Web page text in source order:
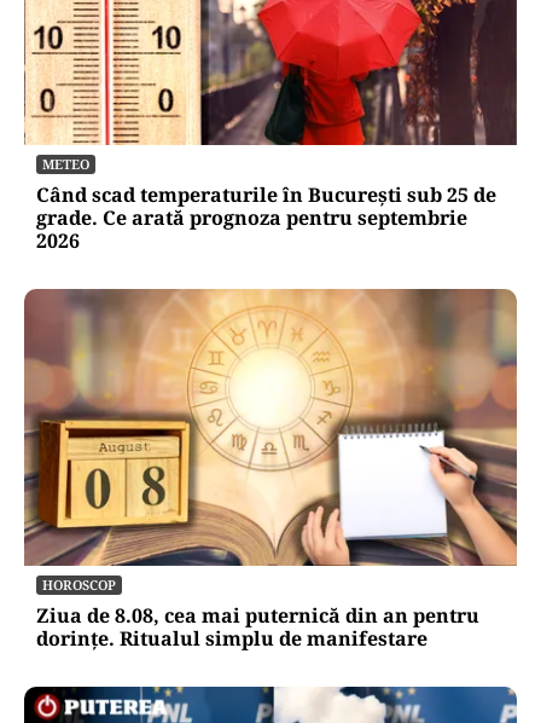
METEO
Când scad temperaturile în București sub 25 de
grade. Ce arată prognoza pentru septembrie
2026
HOROSCOP
Ziua de 8.08, cea mai puternică din an pentru
dorințe. Ritualul simplu de manifestare